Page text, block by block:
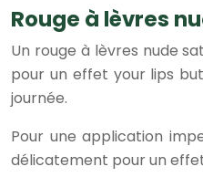
Rouge à lèvres
Un rouge à lèvres nude
pour un effet your lips
journée.
Pour une application
délicatement pour un